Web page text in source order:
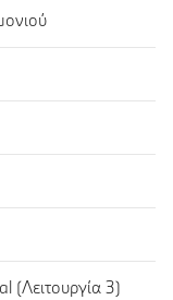
(Λειτουργία 3)